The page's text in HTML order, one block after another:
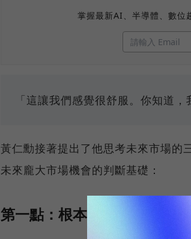
掌握最新AI、半導體、數位
「這讓我們感覺很舒服。你知道
黃仁勳接著提出了他思考未來市場的
未來龐大市場機會的判斷基礎：
第一點：根本轉變----通用運算